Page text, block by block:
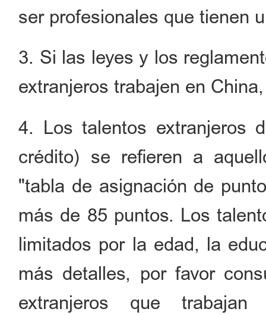
ser profesionales que tienen
3. Si las leyes y los
extranjeros trabajen en
4. Los talentos extranjeros
crédito) se refieren a
"tabla de asignación de
más de 85 puntos. Los
limitados por la edad, la
más detalles, por favor
extranjeros que